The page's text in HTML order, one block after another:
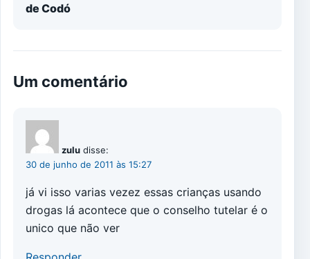
de Codó
Um comentário
zulu disse:
30 de junho de 2011 às 15:27
já vi isso varias vezez essas crianças usando
drogas lá acontece que o conselho tutelar é o
unico que não ver